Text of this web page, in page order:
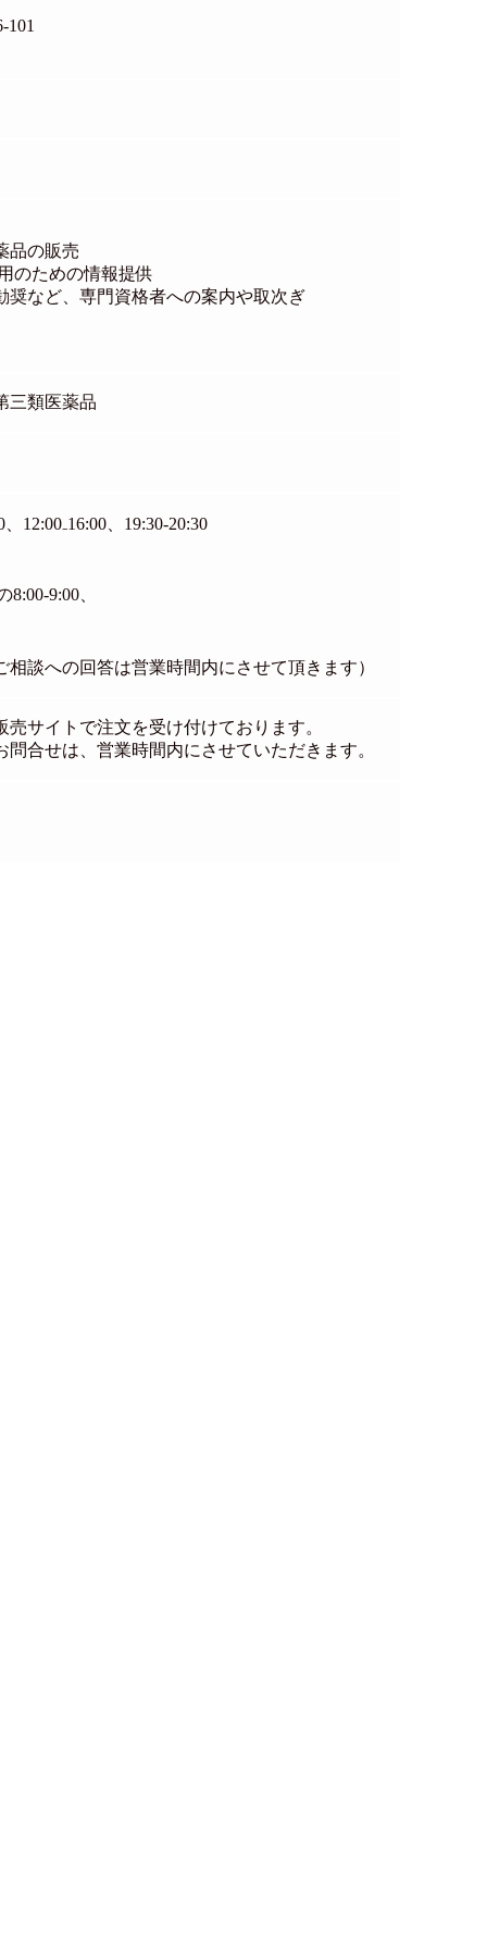
101
品の販売
のための情報提供
奨など、専門資格者への案内や取次ぎ
三類医薬品
12:00₋16:00、19:30-20:30
9:00、
談への回答は営業時間内にさせて頂きます）
サイトで注文を受け付けております。
合せは、営業時間内にさせていただきます。